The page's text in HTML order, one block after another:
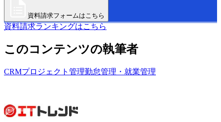
資料請求フォームはこちら
資料請求ランキングはこちら
このコンテンツの執筆者
CRMプロジェクト管理勤怠管理・就業管理